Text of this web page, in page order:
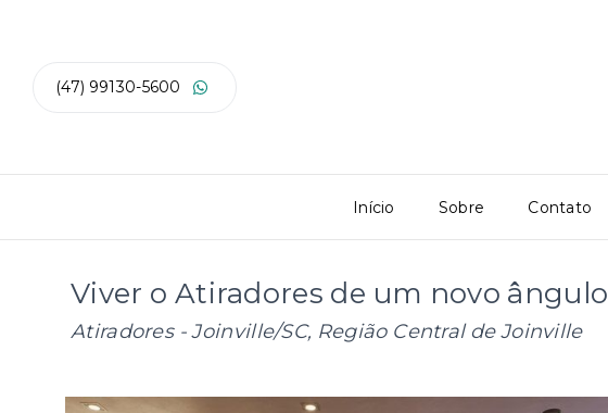
(47) 99130-5600
Início Sobre Contato
Viver o Atiradores de um novo ângulo
Atiradores - Joinville/SC, Região Central de Joinville